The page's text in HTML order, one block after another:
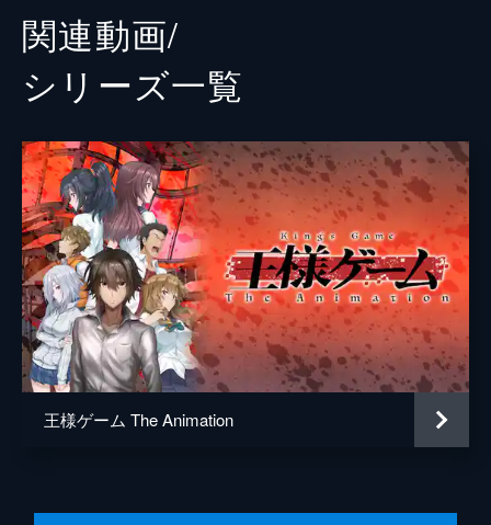
関連動画/
シリーズ⼀覧
王様ゲーム The Animation